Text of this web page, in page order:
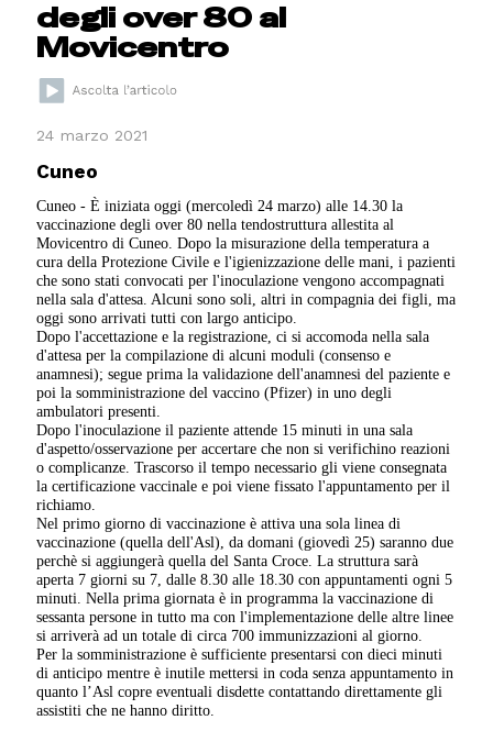
degli over 80 al
Movicentro
24 marzo 2021
Cuneo
Cuneo - È iniziata oggi (mercoledì 24 marzo) alle 14.30 la
vaccinazione degli over 80 nella tendostruttura allestita al
Movicentro di Cuneo. Dopo la misurazione della temperatura a
cura della Protezione Civile e l'igienizzazione delle mani, i pazienti
che sono stati convocati per l'inoculazione vengono accompagnati
nella sala d'attesa. Alcuni sono soli, altri in compagnia dei figli, ma
oggi sono arrivati tutti con largo anticipo.
Dopo l'accettazione e la registrazione, ci si accomoda nella sala
d'attesa per la compilazione di alcuni moduli (consenso e
anamnesi); segue prima la validazione dell'anamnesi del paziente e
poi la somministrazione del vaccino (Pfizer) in uno degli
ambulatori presenti.
Dopo l'inoculazione il paziente attende 15 minuti in una sala
d'aspetto/osservazione per accertare che non si verifichino reazioni
o complicanze. Trascorso il tempo necessario gli viene consegnata
la certificazione vaccinale e poi viene fissato l'appuntamento per il
richiamo.
Nel primo giorno di vaccinazione è attiva una sola linea di
vaccinazione (quella dell'Asl), da domani (giovedì 25) saranno due
perchè si aggiungerà quella del Santa Croce. La struttura sarà
aperta 7 giorni su 7, dalle 8.30 alle 18.30 con appuntamenti ogni 5
minuti. Nella prima giornata è in programma la vaccinazione di
sessanta persone in tutto ma con l'implementazione delle altre linee
si arriverà ad un totale di circa 700 immunizzazioni al giorno.
Per la somministrazione è sufficiente presentarsi con dieci minuti
di anticipo mentre è inutile mettersi in coda senza appuntamento in
quanto l’Asl copre eventuali disdette contattando direttamente gli
assistiti che ne hanno diritto.